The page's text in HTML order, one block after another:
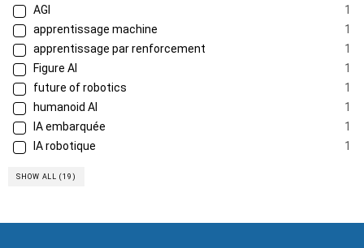
AGI
1
apprentissage machine
1
apprentissage par renforcement
1
Figure AI
1
future of robotics
1
humanoid AI
1
IA embarquée
1
IA robotique
1
SHOW ALL (19)